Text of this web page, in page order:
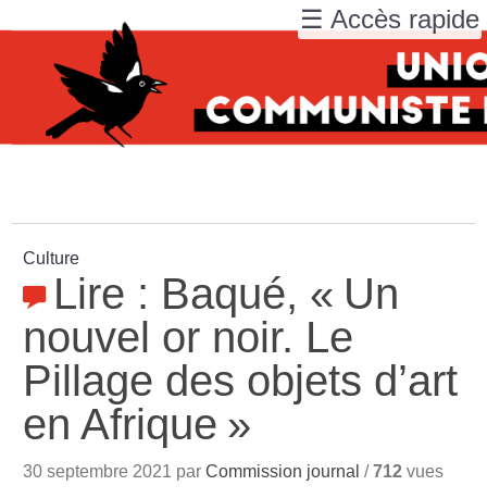
Culture
Lire : Baqué, « Un
nouvel or noir. Le
Pillage des objets d’art
en Afrique »
30 septembre 2021 parCommission journal /712 vues
☰ Accès rapide